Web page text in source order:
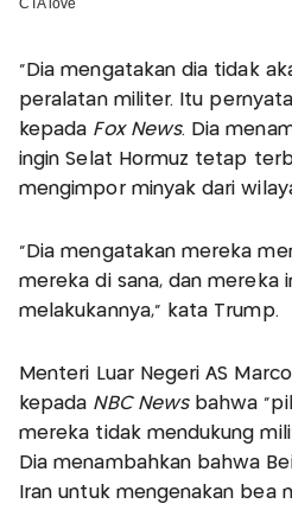
“Dia mengatakan dia tidak
peralatan militer. Itu
kepada Fox News. Dia
ingin Selat Hormuz tetap
mengimpor minyak dari
“Dia mengatakan mereka
mereka di sana, dan mereka
melakukannya,” kata Trump.
Menteri Luar Negeri AS
kepada NBC Newsbahwa
mereka tidak mendukung
Dia menambahkan bahwa
Iran untuk mengenakan bea